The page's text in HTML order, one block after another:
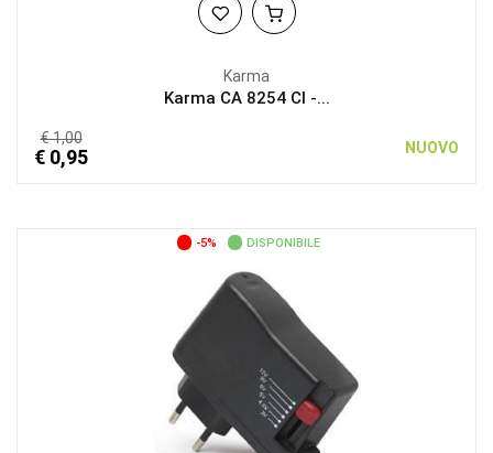
Karma
Karma CA 8254 CI -...
€ 1,00
€ 0,95 NUOVO
-5% DISPONIBILE